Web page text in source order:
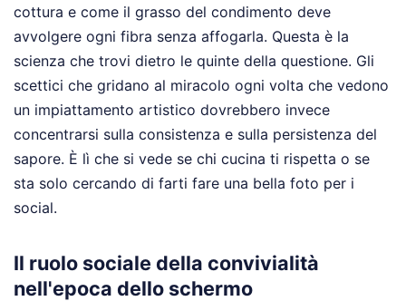
cottura e come il grasso del condimento deve
avvolgere ogni fibra senza affogarla. Questa è la
scienza che trovi dietro le quinte della questione. Gli
scettici che gridano al miracolo ogni volta che vedono
un impiattamento artistico dovrebbero invece
concentrarsi sulla consistenza e sulla persistenza del
sapore. È lì che si vede se chi cucina ti rispetta o se
sta solo cercando di farti fare una bella foto per i
social.
Il ruolo sociale della convivialità
nell'epoca dello schermo